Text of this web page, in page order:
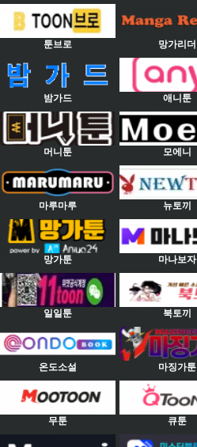
툰브로 망가리더
밤가드 애니툰
머니툰 모에니
마루마루 뉴토끼
망가툰 마나보자
일일툰 북토끼
온도소설 마징가툰
무툰 큐툰